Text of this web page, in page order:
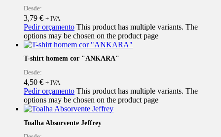
Desde:
3,79 € + IVA
Pedir orçamento This product has multiple variants. The
options may be chosen on the product page
T-shirt homem cor "ANKARA"
Desde:
4,50 € + IVA
Pedir orçamento This product has multiple variants. The
options may be chosen on the product page
Toalha Absorvente Jeffrey